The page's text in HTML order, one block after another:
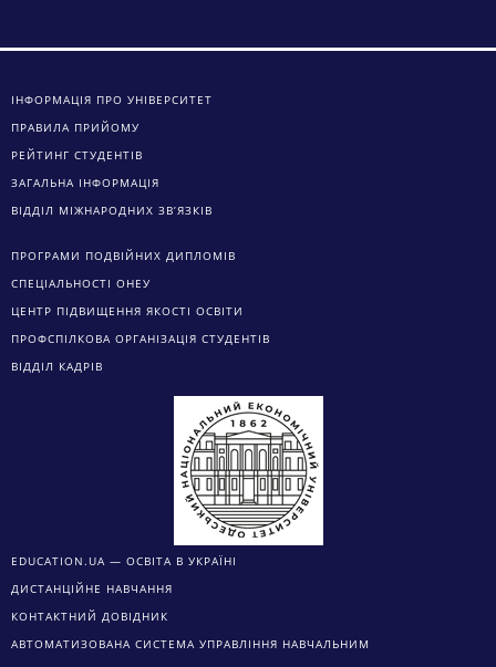
ПРАВИЛА ПРИЙОМУ
ЗАГАЛЬНА ІНФОРМАЦІЯ
ПРОГРАМИ ПОДВІЙНИХ ДИПЛОМІВ
СПЕЦІАЛЬНОСТІ ОНЕУ
ПРОФСПІЛКОВА ОРГАНІЗАЦІЯ СТУДЕНТІВ
ВІДДІЛ КАДРІВ
EDUCATION.UA — ОСВІТА В УКРАЇНІ
ПРОЦЕССОМ
ЕЛЕКТРОНИЙ АРХІВ